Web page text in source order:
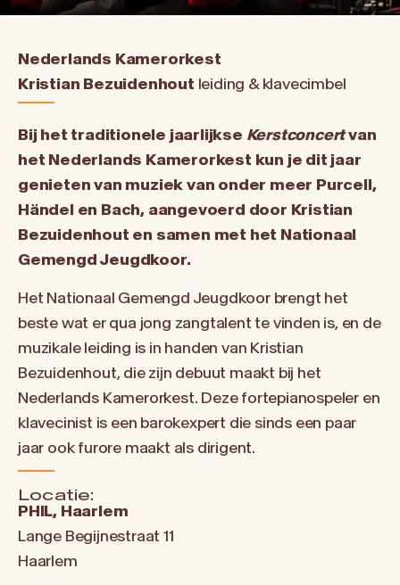
Nederlands Kamerorkest
Kristian Bezuidenhout leiding & klavecimbel
Bij het traditionele jaarlijkse Kerstconcertvan
het Nederlands Kamerorkest kun je dit jaar
genieten van muziek van onder meer Purcell,
Händel en Bach, aangevoerd door Kristian
Bezuidenhout en samen met het Nationaal
Gemengd Jeugdkoor.
Het Nationaal Gemengd Jeugdkoor brengt het
beste wat er qua jong zangtalent te vinden is, en de
muzikale leiding is in handen van Kristian
Bezuidenhout, die zijn debuut maakt bij het
Nederlands Kamerorkest. Deze fortepianospeler en
klavecinist is een barokexpert die sinds een paar
jaar ook furore maakt als dirigent.
Locatie:
PHIL, Haarlem
Lange Begijnestraat 11
Haarlem